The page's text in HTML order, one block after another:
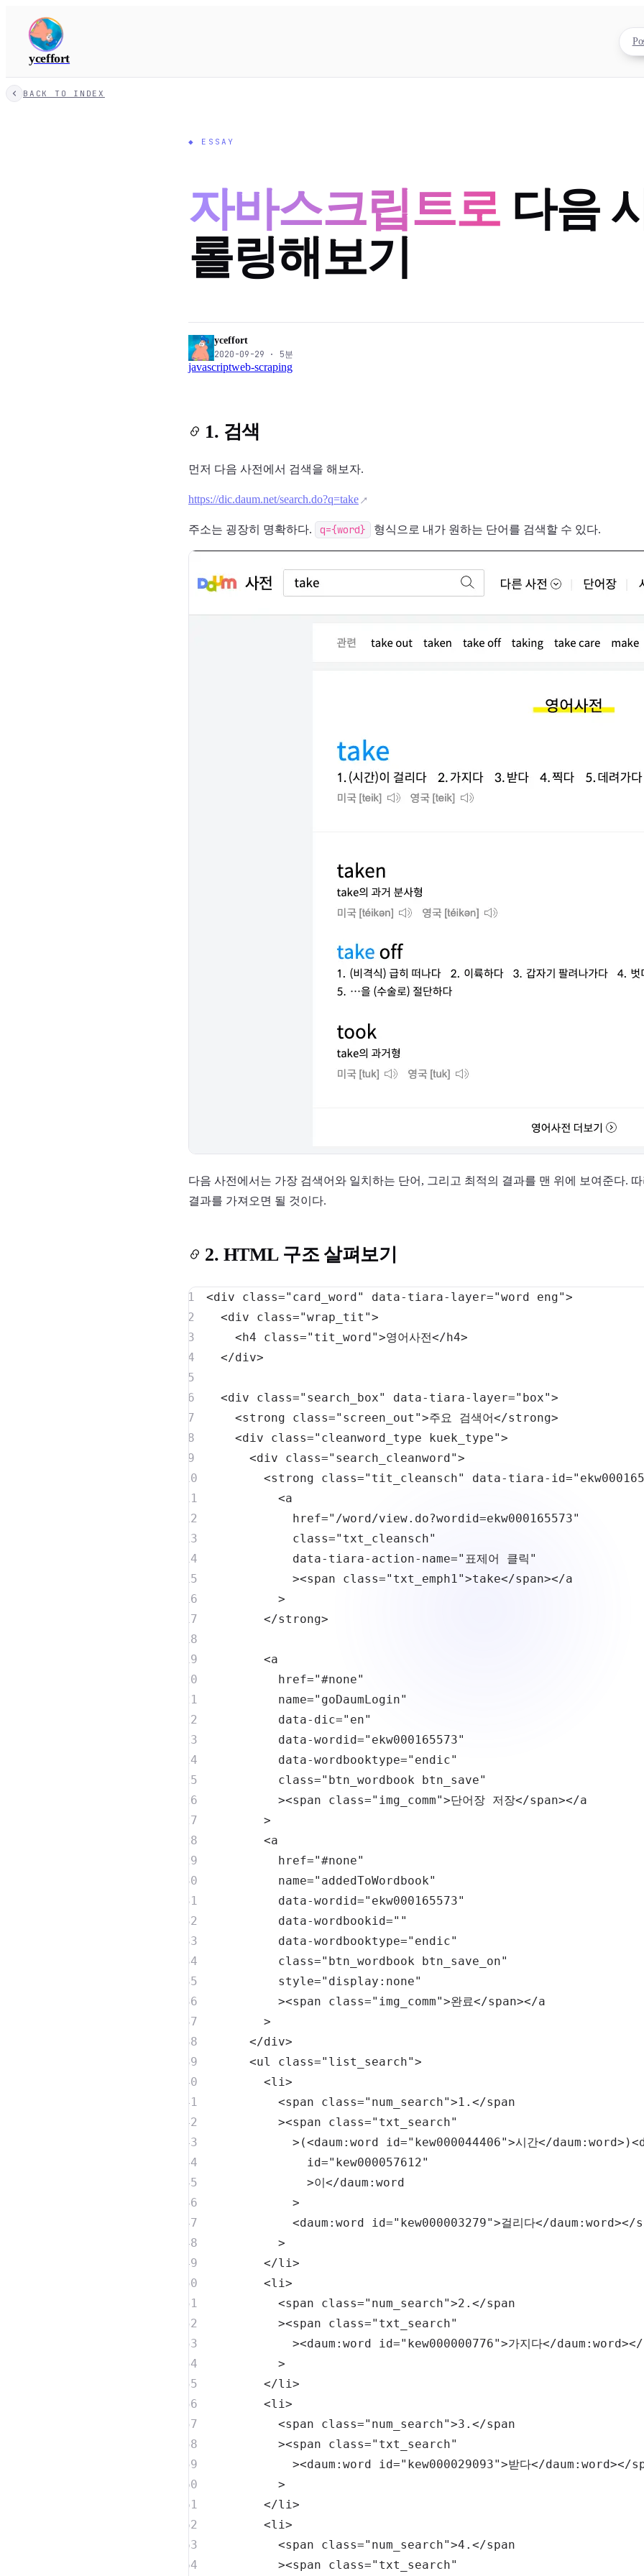
yceffort
BACK TO INDEX
◆ ESSAY
자바스크립트로 다음
롤링해보기
yceffort
2020-09-29 · 5분
javascriptweb-scraping
1. 검색
먼저 다음 사전에서 검색을 해보자.
https://dic.daum.net/search.do?q=take
주소는 굉장히 명확하다. q={word} 형식으로 내가 원하는 단어를 검색할 수 있다.
다음 사전에서는 가장 검색어와 일치하는 단어, 그리고 최적의 결과를 맨 위에 보여준다.
결과를 가져오면 될 것이다.
2. HTML 구조 살펴보기
<div class=" card_word " data-tiara-layer="word eng">
<div class="wrap_tit ">
< h4 class=" tit_word ">영어사전</ h4>
</div>
<div class=" search_box" data-tiara-layer=" box">
<strong class=" screen_out ">주요 검색어</strong>
<div class=" cleanword_type kuek_type">
<div class=" search_cleanword ">
<strong class=" tit_cleansch" data-tiara-id="
<a
href=" /word/view.do?wordid=ekw000165573"
class=" txt_cleansch"
data-tiara-action-name=" 표제어 클릭 "
><span class=" txt_emph1">take</span></a
>
</strong>
<a
href="#none"
name=" goDaumLogin"
data-dic=" en"
data-wordid=" ekw000165573"
data-wordbooktype=" endic"
class=" btn_wordbook btn_save"
><span class=" img_comm">단어장 저장</span></a
>
<a
href="#none"
name=" addedToWordbook"
data-wordid=" ekw000165573"
data-wordbookid=" "
data-wordbooktype=" endic"
class=" btn_wordbook btn_save_on"
style=" display : none"
><span class=" img_comm">완료</span></a
>
</div>
<ul class=" list_search">
<li>
<span class=" num_search">1. </span
><span class=" txt_search"
> (<daum: word id=" kew000044406">시간</daum: word> )<
id=" kew000057612"
>이 </daum: word
>
<daum: word id=" kew000003279">걸리다</daum: word></
>
</li>
<li>
<span class=" num_search">2. </span
><span class=" txt_search"
><daum: word id=" kew000000776">가지다</daum: word></
>
</li>
<li>
<span class=" num_search">3. </span
><span class=" txt_search"
><daum: word id=" kew000029093">받다</daum: word></
>
</li>
<li>
<span class=" num_search">4. </span
><span class=" txt_search"